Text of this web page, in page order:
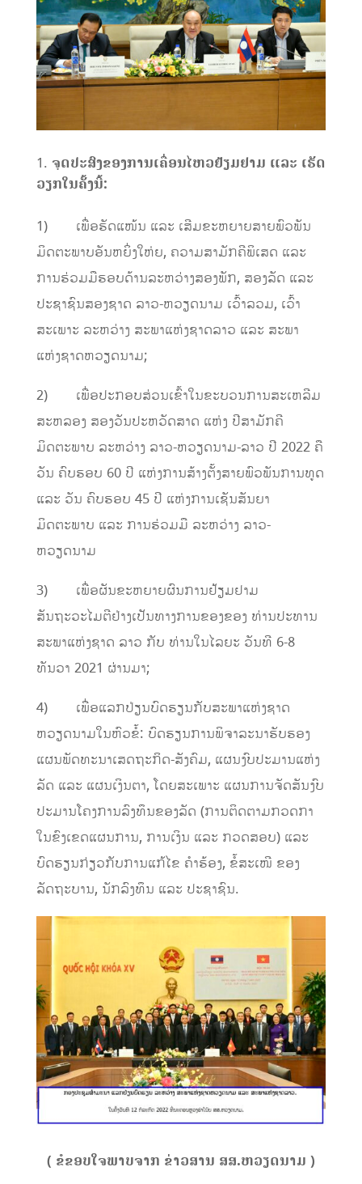
ຈຸດປະສົງຂອງການເຄື່ອນໄຫວຢ້ຽມຢາມ ແລະ ເຮັດ
ວຽກໃນຄັ້ງນີ້:
1) ເພື່ອຮັດແໜ້ນ ແລະ ເສີມຂະຫຍາຍສາຍພົວພັນ
ມິດຕະພາບອັນຫຍິ່ງໃຫ່ຍ, ຄວາມສາມັກຄີພິເສດ ແລະ
ການຮ່ວມມືຮອບດ້ານລະຫວ່າງສອງພັກ, ສອງລັດ ແລະ
ປະຊາຊົນສອງຊາດ ລາວ-ຫວຽດນາມ ເວົ້າລວມ, ເວົ້າ
ສະເພາະ ລະຫວ່າງ ສະພາແຫ່ງຊາດລາວ ແລະ ສະພາ
ແຫ່ງຊາດຫວຽດນາມ;
2) ເພື່ອປະກອບສ່ວນເຂົ້າໃນຂະບວນການສະເຫລີມ
ສະຫລອງ ສອງວັນປະຫວັດສາດ ແຫ່ງ ປີສາມັກຄີ
ມິດຕະພາບ ລະຫວ່າງ ລາວ-ຫວຽດນາມ-ລາວ ປີ 2022 ຄື
ວັນ ຄົບຮອບ 60 ປີ ແຫ່ງການສ້າງຕັ້ງສາຍພົວພັນການທູດ
ແລະ ວັນ ຄົບຮອບ 45 ປີ ແຫ່ງການເຊັນສັນຍາ
ມິດຕະພາບ ແລະ ການຮ່ວມມື ລະຫວ່າງ ລາວ-
ຫວຽດນາມ
3) ເພື່ອຜັນຂະຫຍາຍຜົນການຢ້ຽມຢາມ
ສັນຖະວະໄມຕີຢ່າງເປັນທາງການຂອງຂອງ ທ່ານປະທານ
ສະພາແຫ່ງຊາດ ລາວ ກັບ ທ່ານໃນໄລຍະ ວັນທີ 6-8
ທັນວາ 2021 ຜ່ານມາ;
4) ເພື່ອແລກປ່ຽນບົດຮຽນກັບສະພາແຫ່ງຊາດ
ຫວຽດນາມໃນຫົວຂໍ້: ບົດຮຽນການພິຈາລະນາຮັບຮອງ
ແຜນພັດທະນາເສດຖະກິດ-ສັງຄົມ, ແຜນງົບປະມານແຫ່ງ
ລັດ ແລະ ແຜນເງິນຕາ, ໂດຍສະເພາະ ແຜນການຈັດສັນງົບ
ປະມານໂຄງການລົງທຶນຂອງລັດ (ການຕິດຕາມກວດກາ
ໃນຂົງເຂດແຜນການ, ການເງິນ ແລະ ກວດສອບ) ແລະ
ບົດຮຽນກ່ຽວກັບການແກ້ໄຂ ຄໍາຮ້ອງ, ຂໍ້ສະເໜີ ຂອງ
ລັດຖະບານ, ນັກລົງທຶນ ແລະ ປະຊາຊົນ.
( ຂໍຂອບໃຈພາບຈາກ ຂ່າວສານ ສສ.ຫວຽດນາມ )